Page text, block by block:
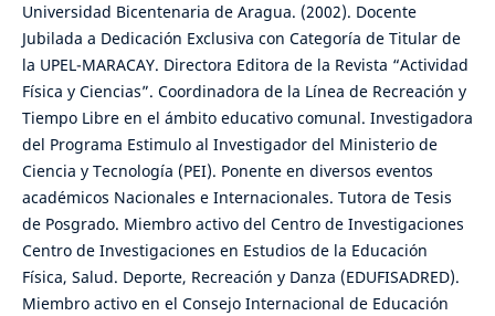
Universidad Bicentenaria de Aragua. (2002). Docente
Jubilada a Dedicación Exclusiva con Categoría de Titular de
la UPEL-MARACAY. Directora Editora de la Revista “Actividad
Física y Ciencias”. Coordinadora de la Línea de Recreación y
Tiempo Libre en el ámbito educativo comunal. Investigadora
del Programa Estimulo al Investigador del Ministerio de
Ciencia y Tecnología (PEI). Ponente en diversos eventos
académicos Nacionales e Internacionales. Tutora de Tesis
de Posgrado. Miembro activo del Centro de Investigaciones
Centro de Investigaciones en Estudios de la Educación
Física, Salud. Deporte, Recreación y Danza (EDUFISADRED).
Miembro activo en el Consejo Internacional de Educación